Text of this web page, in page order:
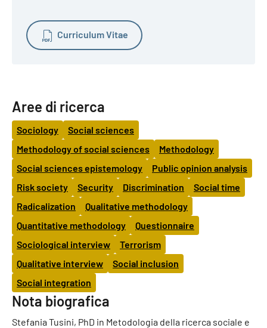
Curriculum Vitae
Aree di ricerca
Sociology
Social sciences
Methodology of social sciences
Methodology
Social sciences epistemology
Public opinion analysis
Risk society
Security Discrimination
Social time
Radicalization
Qualitative methodology
Quantitative methodology
Questionnaire
Sociological interview
Terrorism
Qualitative interview
Social inclusion
Social integration
Nota biografica
Stefania Tusini, PhD in Metodologia della ricerca sociale e